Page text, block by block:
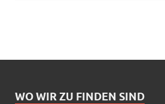
WO WIR ZU FINDEN SIND